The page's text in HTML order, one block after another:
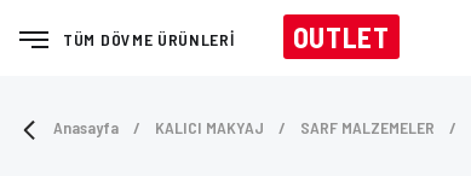
TÜM DÖVME ÜRÜNLERİ OUTLET
Anasayfa KALICI MAKYAJ SARF MALZEMELER